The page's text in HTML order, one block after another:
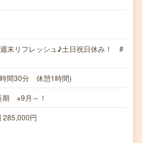
末リフレッシュ♪土日祝日休み！ #
間30分 休憩1時間)
期 ※9月～！
円